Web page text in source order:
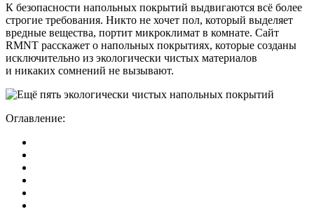
К безопасности напольных покрытий выдвигаются всё более
строгие требования. Никто не хочет пол, который выделяет
вредные вещества, портит микроклимат в комнате. Сайт
RMNT расскажет о напольных покрытиях, которые созданы
исключительно из экологически чистых материалов
и никаких сомнений не вызывают.
Оглавление: